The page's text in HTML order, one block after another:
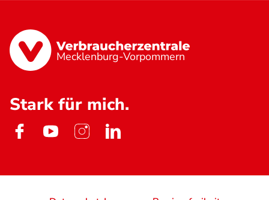
Mecklenburg-Vorpommern
Stark für mich.